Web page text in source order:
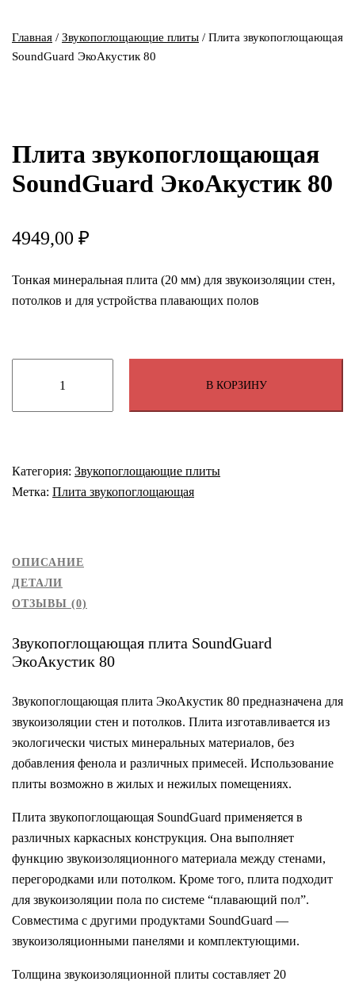
Главная / Звукопоглощающие плиты / Плита звукопоглощающая
SoundGuard ЭкоАкустик 80
Плита звукопоглощающая
SoundGuard ЭкоАкустик 80
4949,00 ₽
Тонкая минеральная плита (20 мм) для звукоизоляции стен,
потолков и для устройства плавающих полов
Плита
ЭкоАкустик
80
В КОРЗИНУ
Категория: Звукопоглощающие плиты
Метка: Плита звукопоглощающая
ОПИСАНИЕ
ДЕТАЛИ
ОТЗЫВЫ (0)
Звукопоглощающая плита SoundGuard
ЭкоАкустик 80
Звукопоглощающая плита ЭкоАкустик 80 предназначена для
звукоизоляции стен и потолков. Плита изготавливается из
экологически чистых минеральных материалов, без
добавления фенола и различных примесей. Использование
плиты возможно в жилых и нежилых помещениях.
Плита звукопоглощающая SoundGuard применяется в
различных каркасных конструкция. Она выполняет
функцию звукоизоляционного материала между стенами,
перегородками или потолком. Кроме того, плита подходит
для звукоизоляции пола по системе “плавающий пол”.
Совместима с другими продуктами SoundGuard —
звукоизоляционными панелями и комплектующими.
Толщина звукоизоляционной плиты составляет 20